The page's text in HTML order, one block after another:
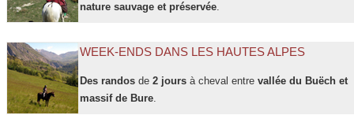
nature sauvage et préservée.
WEEK-ENDS DANS LES HAUTES ALPES
Des randos de 2 jours à cheval entre vallée du Buëch et
massif de Bure.